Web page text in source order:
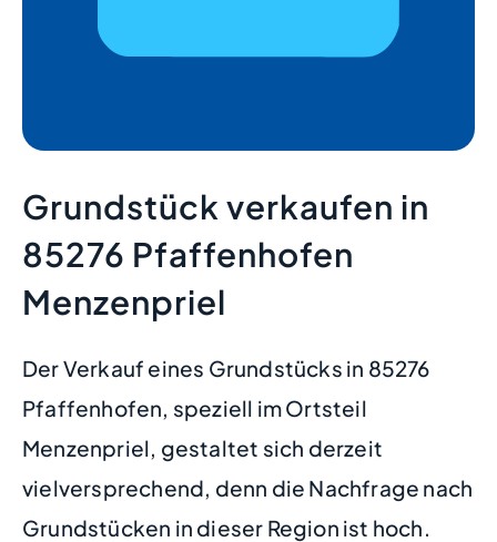
Grundstück verkaufen in
85276 Pfaffenhofen
Menzenpriel
Der Verkauf eines Grundstücks in 85276
Pfaffenhofen, speziell im Ortsteil
Menzenpriel, gestaltet sich derzeit
vielversprechend, denn die Nachfrage nach
Grundstücken in dieser Region ist hoch.